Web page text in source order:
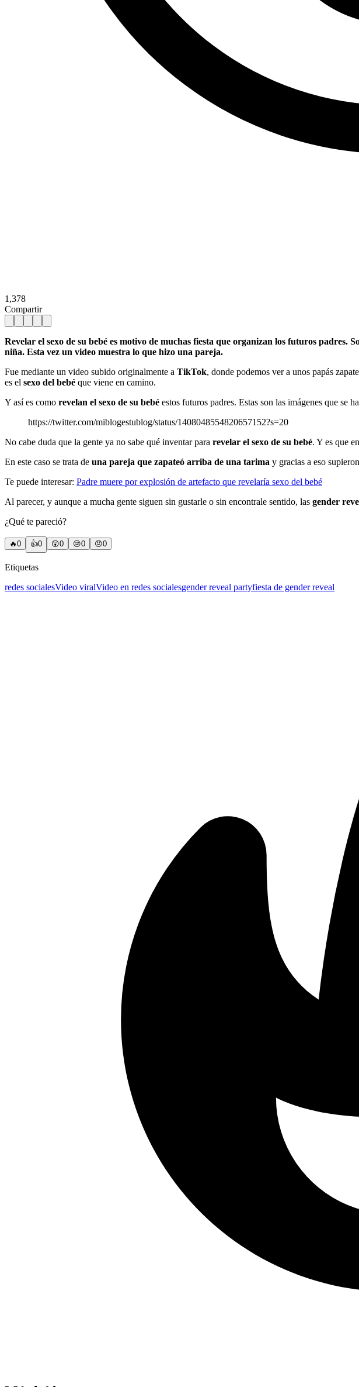
1,378
Compartir
Revelar el sexo de su bebé es motivo de muchas fiesta que organizan los futuros
niña. Esta vez un video muestra lo que hizo una pareja.
Fue mediante un video subido originalmente a TikTok, donde podemos ver a unos papás
es el sexo del bebé que viene en camino.
Y así es como revelan el sexo de su bebé estos futuros padres. Estas son las imágenes que se
https://twitter.com/miblogestublog/status/1408048554820657152?s=20
No cabe duda que la gente ya no sabe qué inventar para revelar el sexo de su bebé. Y es que
En este caso se trata de una pareja que zapateó arriba de una tarima y gracias a eso
Te puede interesar: Padre muere por explosión de artefacto que revelaría sexo del bebé
Al parecer, y aunque a mucha gente siguen sin gustarle o sin encontrale sentido, las gender
¿Qué te pareció?
🔥0 👍0 😲0 😢0 😠0
Etiquetas
redes socialesVideo viralVideo en redes socialesgender reveal partyfiesta de gender reveal